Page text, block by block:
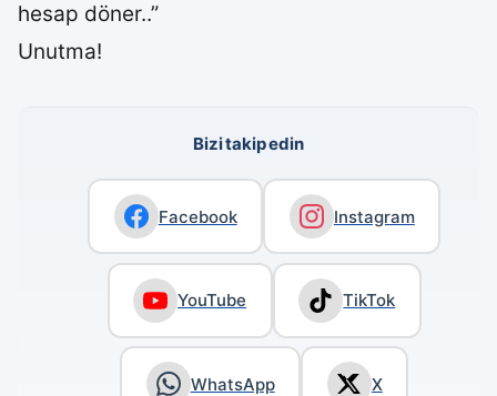
hesap döner..”
Unutma!
Bizi takip edin
Facebook Instagram
YouTube TikTok
WhatsApp X